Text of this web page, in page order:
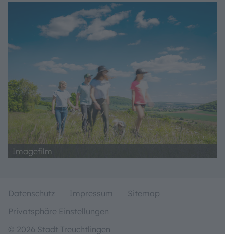
Imagefilm
Datenschutz Impressum
Sitemap
Privatsphäre Einstellungen
© 2026 Stadt Treuchtlingen